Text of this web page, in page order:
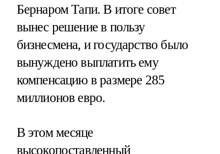
Бернаром Тапи. В итоге совет
вынес решение в пользу
бизнесмена, и государство было
вынуждено выплатить ему
компенсацию в размере 285
миллионов евро.
В этом месяце
высокопоставленный